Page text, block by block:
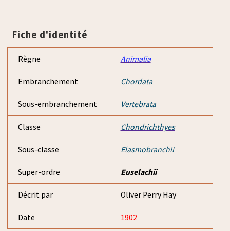
Fiche d'identité
Règne Animalia
Embranchement Chordata
Sous-embranchement Vertebrata
Classe Chondrichthyes
Sous-classe Elasmobranchii
Super-ordre Euselachii
Décrit par Oliver Perry Hay
Date 1902